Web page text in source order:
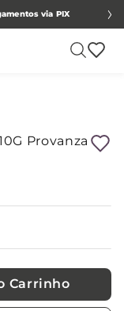
via PIX
Provanza
Carrinho